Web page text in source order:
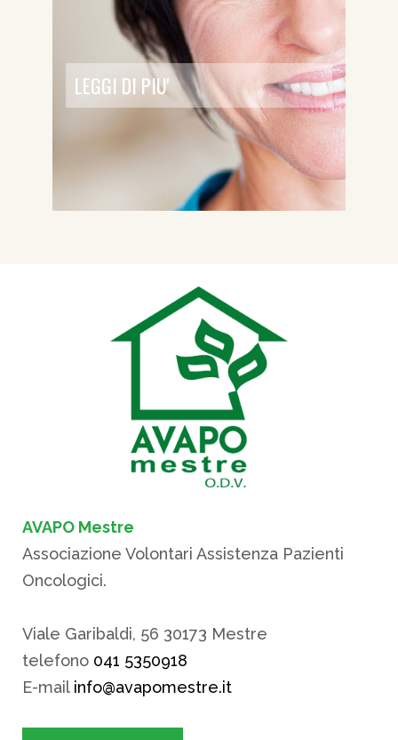
LEGGI DI PIU'
AVAPO Mestre
Associazione Volontari Assistenza Pazienti
Oncologici.
Viale Garibaldi, 56 30173 Mestre
telefono 041 5350918
E-mail info@avapomestre.it